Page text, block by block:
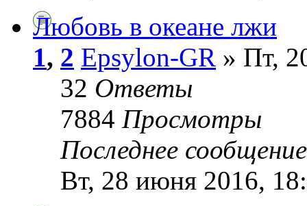
Любовь в океане лжи
1, 2 Epsylon-GR » Пт,
32 Ответы
7884 Просмотры
Последнее
Вт, 28 июня 2016,